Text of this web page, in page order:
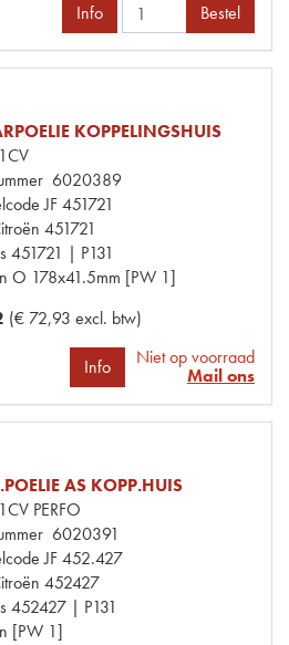
Info Bestel
KOPPELINGSHUIS
6020389
JF451721
451721
451721 | P131
O 178x41.5mm [PW 1]
(€ 72,93 excl. btw)
Info
Niet op voorraad
Mail ons
AS KOPP.HUIS
PERFO
6020391
JF452.427
452427
452427 | P131
[PW 1]